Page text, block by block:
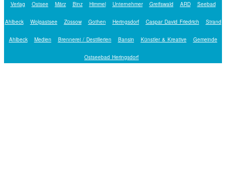
Verlag Ostsee März Binz Himmel Unternehmer Greifswald ARD Seebad
Ahlbeck Wolgastsee Züssow Gothen Heringsdorf Caspar David Friedrich Strand
Ahlbeck Medien Brennerei / Destillerien Bansin Künstler & Kreative Gemeinde
Ostseebad Heringsdorf